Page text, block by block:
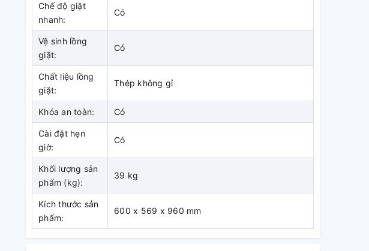
Chế độ giặt
nhanh:
Có
Vệ sinh lồng
giặt:
Có
Chất liệu lồng
giặt:
Thép không gỉ
Khóa an toàn: Có
Cài đặt hẹn
giờ:
Có
Khối lượng sản
phẩm (kg):
39 kg
Kích thước sản
phẩm:
600 x 569 x 960 mm